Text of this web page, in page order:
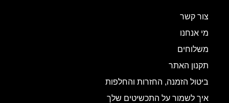
צור קשר
מי אנחנו
משלוחים
תקנון האתר
ביטול הזמנה, החזרות והחלפות
איך לשמור על התכשיטים שלך